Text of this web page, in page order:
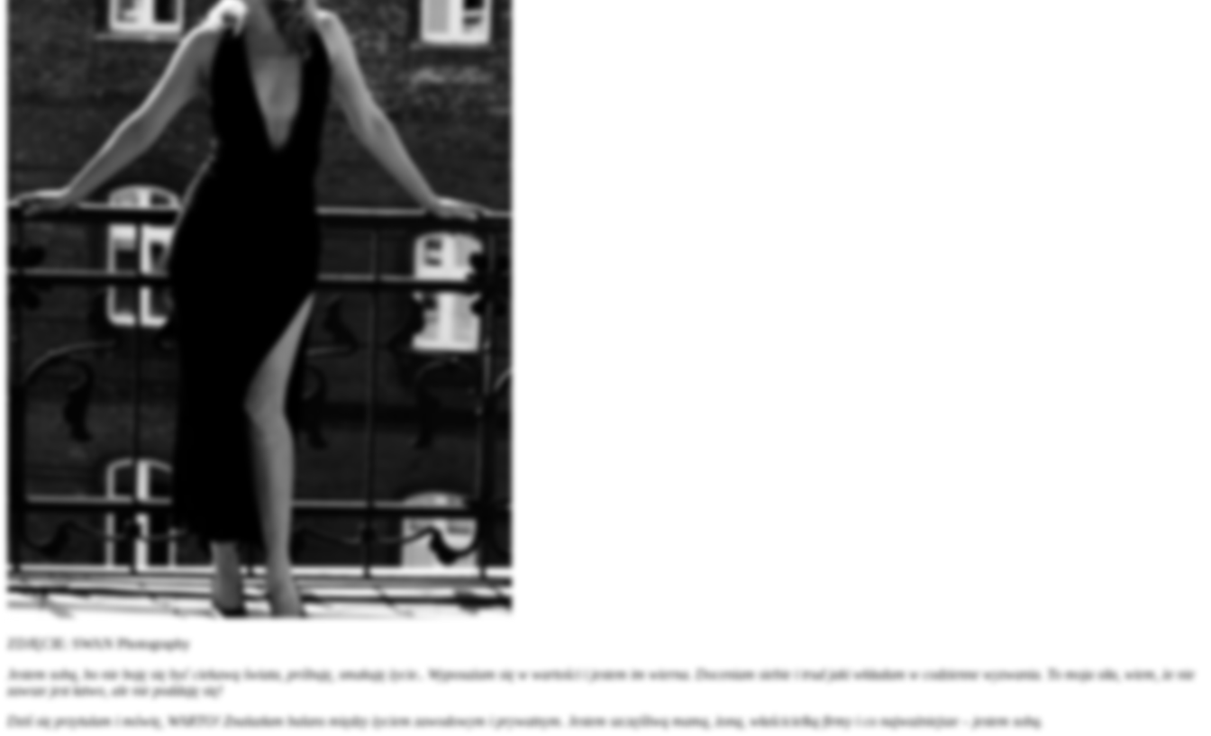
ZDJĘCIE: SWAN Photography
Jestem sobą, bo nie boję się być ciekawą świata, próbuję, smakuję życie.. Wyposażam się w wartości i jestem im wierna. Doceniam siebie i trud jaki wkładam w codzienne wyzwania. To moja siła, wiem, że nie
zawsze jest łatwo, ale nie poddaję się!
Dziś się przytulam i mówię, WARTO! Znalazłam balans między życiem zawodowym i prywatnym. Jestem szczęśliwą mamą, żoną, właścicielką firmy i co najważniejsze – jestem sobą.